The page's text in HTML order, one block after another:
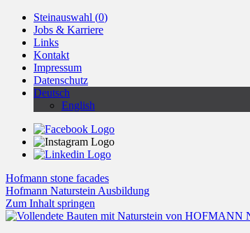
Steinauswahl (0)
Jobs & Karriere
Links
Kontakt
Impressum
Datenschutz
Deutsch
English
Hofmann stone facades
Hofmann Naturstein Ausbildung
Zum Inhalt springen